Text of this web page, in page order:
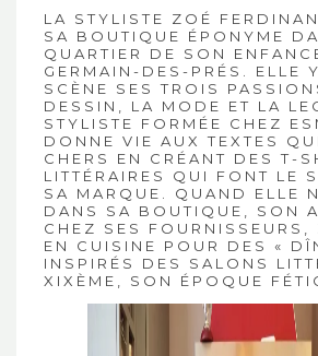
LA STYLISTE ZOÉ
SA BOUTIQUE ÉPONYME
QUARTIER DE SON
GERMAIN-DES-PRÉS. ELLE
SCÈNE SES TROIS
DESSIN, LA MODE ET LA
STYLISTE FORMÉE CHEZ
DONNE VIE AUX TEXTES
CHERS EN CRÉANT DES T-
LITTÉRAIRES QUI FONT LE
SA MARQUE. QUAND ELLE
DANS SA BOUTIQUE, SON
CHEZ SES FOURNISSEURS,
EN CUISINE POUR DES «
INSPIRÉS DES SALONS
XIXÈME, SON ÉPOQUE